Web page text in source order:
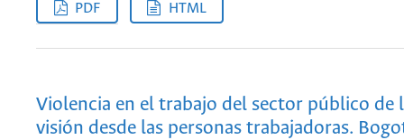
PDF HTML
Violencia en el trabajo del sector público de
visión desde las personas trabajadoras.